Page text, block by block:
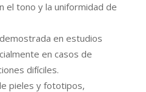
el tono y la uniformidad de
en estudios
en casos de
difíciles.
pieles y fototipos,